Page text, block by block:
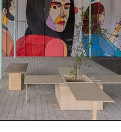
ПОДРОБНЕЕ